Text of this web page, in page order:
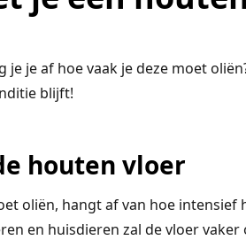
je je af hoe vaak je deze moet
blijft!
houten vloer
oliën, hangt af van hoe
en huisdieren zal de vloer